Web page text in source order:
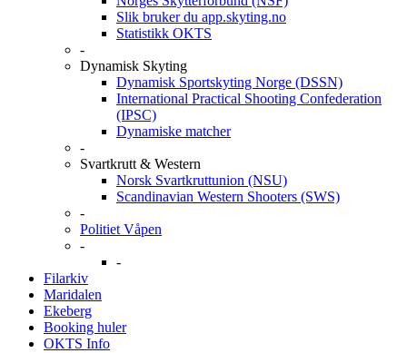
Slik bruker du app.skyting.no
Statistikk OKTS
-
Dynamisk Skyting
Dynamisk Sportskyting Norge (DSSN)
International Practical Shooting Confederation
(IPSC)
Dynamiske matcher
-
Svartkrutt & Western
Norsk Svartkruttunion (NSU)
Scandinavian Western Shooters (SWS)
-
Politiet Våpen
-
-
Filarkiv
Maridalen
Ekeberg
Booking huler
OKTS Info